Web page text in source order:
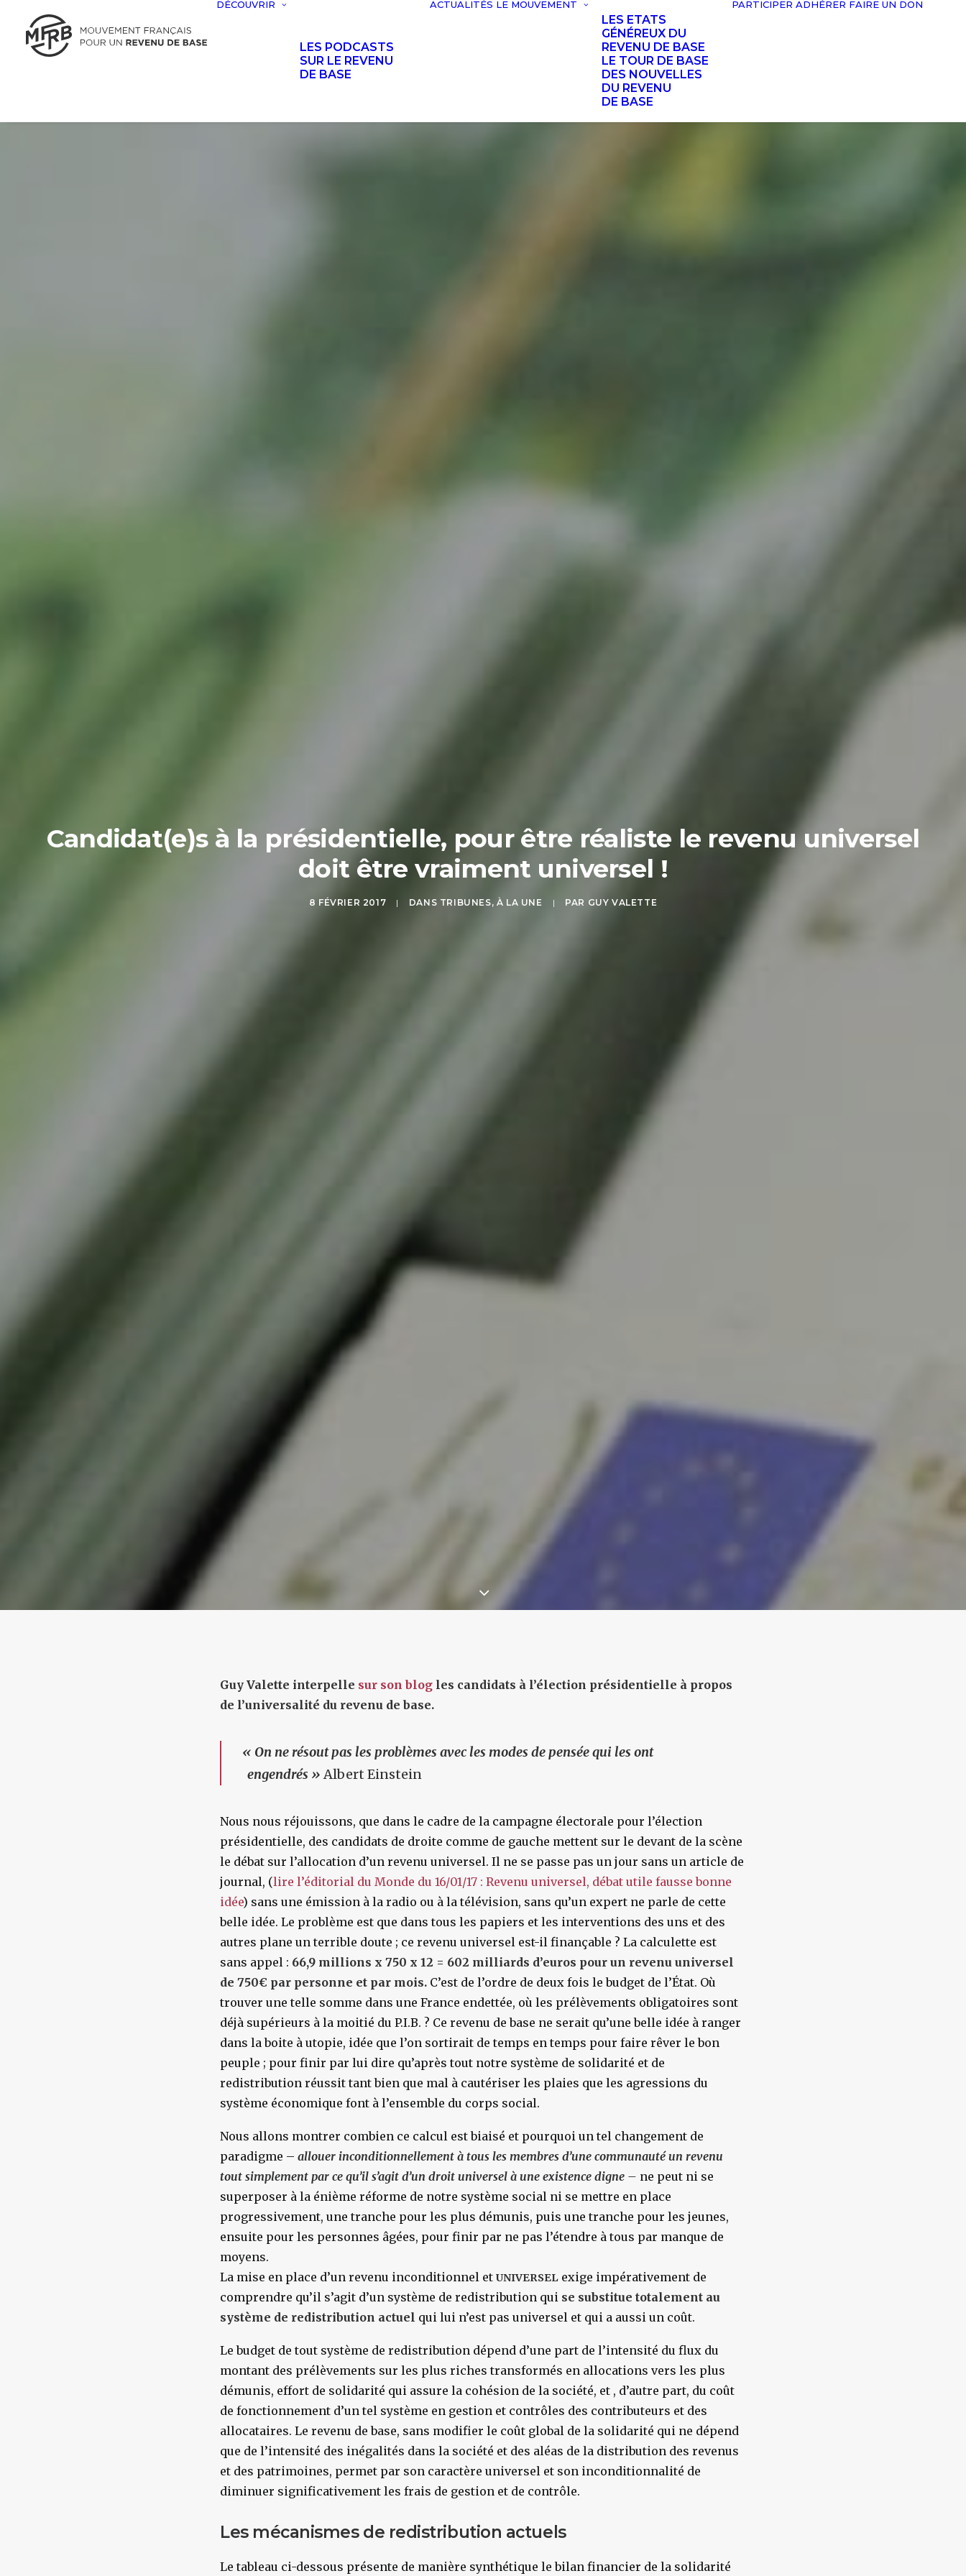
DÉCOUVRIR
LES PODCASTS
SUR LE REVENU
DE BASE
ACTUALITÉS LE MOUVEMENT
LES ETATS
GÉNÉREUX DU
REVENU DE BASE
LE TOUR DE BASE
DES NOUVELLES
DU REVENU
DE BASE
PARTICIPER ADHÉRER FAIRE UN DON
Candidat(e)s à la présidentielle, pour être réaliste le revenu universel
doit être vraiment universel !
8 FÉVRIER 2017 | DANS TRIBUNES, À LA UNE | PAR GUY VALETTE
Guy Valette interpelle sur son blog les candidats à l’élection présidentielle à propos
de l’universalité du revenu de base.
« On ne résout pas les problèmes avec les modes de pensée qui les ont
engendrés » Albert Einstein
Nous nous réjouissons, que dans le cadre de la campagne électorale pour l’élection
présidentielle, des candidats de droite comme de gauche mettent sur le devant de la scène
le débat sur l’allocation d’un revenu universel. Il ne se passe pas un jour sans un article de
journal, (lire l’éditorial du Monde du 16/01/17 : Revenu universel, débat utile fausse bonne
idée) sans une émission à la radio ou à la télévision, sans qu’un expert ne parle de cette
belle idée. Le problème est que dans tous les papiers et les interventions des uns et des
autres plane un terrible doute ; ce revenu universel est-il finançable ? La calculette est
sans appel : 66,9 millions x 750 x 12 = 602 milliards d’euros pour un revenu universel
de 750€ par personne et par mois. C’est de l’ordre de deux fois le budget de l’État. Où
trouver une telle somme dans une France endettée, où les prélèvements obligatoires sont
déjà supérieurs à la moitié du P.I.B. ? Ce revenu de base ne serait qu’une belle idée à ranger
dans la boite à utopie, idée que l’on sortirait de temps en temps pour faire rêver le bon
peuple ; pour finir par lui dire qu’après tout notre système de solidarité et de
redistribution réussit tant bien que mal à cautériser les plaies que les agressions du
système économique font à l’ensemble du corps social.
Nous allons montrer combien ce calcul est biaisé et pourquoi un tel changement de
paradigme – allouer inconditionnellement à tous les membres d’une communauté un revenu
tout simplement par ce qu’il s’agit d’un droit universel à une existence digne – ne peut ni se
superposer à la énième réforme de notre système social ni se mettre en place
progressivement, une tranche pour les plus démunis, puis une tranche pour les jeunes,
ensuite pour les personnes âgées, pour finir par ne pas l’étendre à tous par manque de
moyens.
La mise en place d’un revenu inconditionnel et UNIVERSEL exige impérativement de
comprendre qu’il s’agit d’un système de redistribution qui se substitue totalement au
système de redistribution actuel qui lui n’est pas universel et qui a aussi un coût.
Le budget de tout système de redistribution dépend d’une part de l’intensité du flux du
montant des prélèvements sur les plus riches transformés en allocations vers les plus
démunis, effort de solidarité qui assure la cohésion de la société, et , d’autre part, du coût
de fonctionnement d’un tel système en gestion et contrôles des contributeurs et des
allocataires. Le revenu de base, sans modifier le coût global de la solidarité qui ne dépend
que de l’intensité des inégalités dans la société et des aléas de la distribution des revenus
et des patrimoines, permet par son caractère universel et son inconditionnalité de
diminuer significativement les frais de gestion et de contrôle.
Les mécanismes de redistribution actuels
Le tableau ci-dessous présente de manière synthétique le bilan financier de la solidarité